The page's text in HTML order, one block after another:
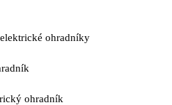
ohradníky
ohradník